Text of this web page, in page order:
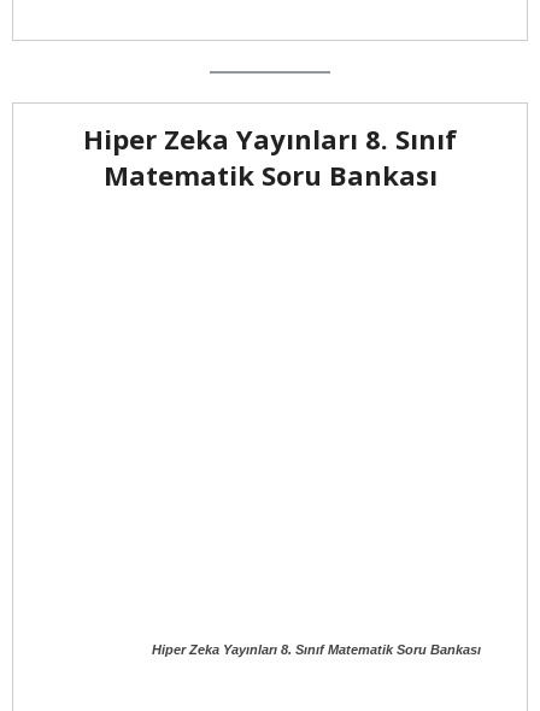
Hiper Zeka Yayınları 8. Sınıf
Matematik Soru Bankası
Hiper Zeka Yayınları 8. Sınıf Matematik Soru Bankası